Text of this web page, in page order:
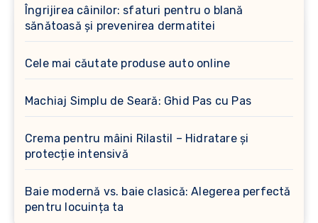
Îngrijirea câinilor: sfaturi pentru o blană
sănătoasă și prevenirea dermatitei
Cele mai căutate produse auto online
Machiaj Simplu de Seară: Ghid Pas cu Pas
Crema pentru mâini Rilastil – Hidratare și
protecție intensivă
Baie modernă vs. baie clasică: Alegerea perfectă
pentru locuința ta